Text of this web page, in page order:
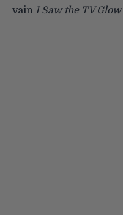
vain I Saw the TV Glow